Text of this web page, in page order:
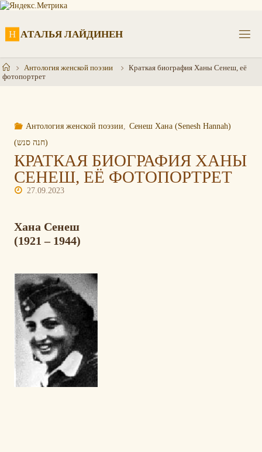
Перейти
Н АТАЛЬЯ ЛАЙДИНЕН
ГлавнаяАнтология женской поэзии
Краткая биография Ханы Сенеш, её
фотопортрет
Антология женской поэзии
Сенеш Хана (Senesh Hannah)
(חנה סנש)
КРАТКАЯ БИОГРАФИЯ ХАНЫ
СЕНЕШ, ЕЁ ФОТОПОРТРЕТ
27.09.2023
Хана Сенеш
(1921 – 1944)